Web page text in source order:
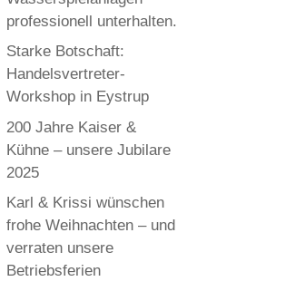
professionell unterhalten.
Starke Botschaft:
Handelsvertreter-
Workshop in Eystrup
200 Jahre Kaiser &
Kühne – unsere Jubilare
2025
Karl & Krissi wünschen
frohe Weihnachten – und
verraten unsere
Betriebsferien